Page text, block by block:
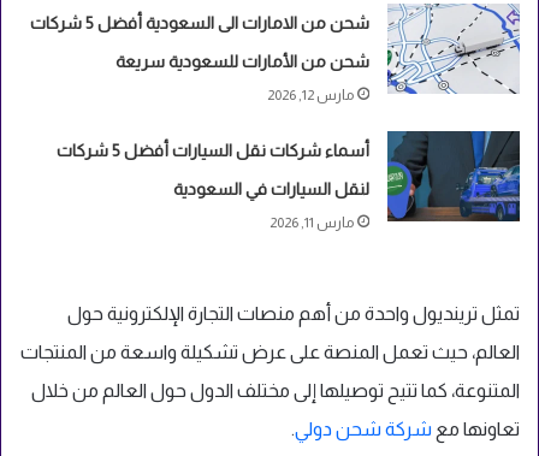
شحن من الامارات الى السعودية أفضل 5 شركات
شحن من الأمارات للسعودية سريعة
مارس 12, 2026
أسماء شركات نقل السيارات أفضل 5 شركات
لنقل السيارات في السعودية
مارس 11, 2026
تمثل ترينديول واحدة من أهم منصات التجارة الإلكترونية حول
العالم، حيث تعمل المنصة على عرض تشكيلة واسعة من المنتجات
المتنوعة، كما تتيح توصيلها إلى مختلف الدول حول العالم من خلال
تعاونها مع شركة شحن دولي.